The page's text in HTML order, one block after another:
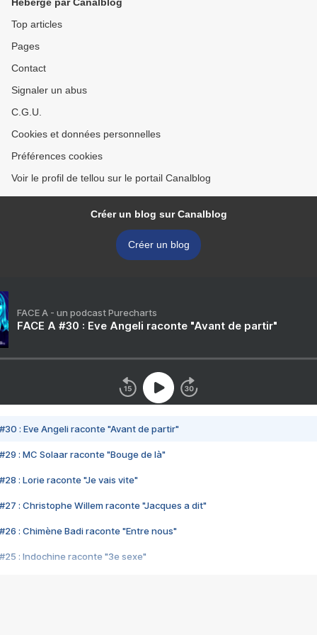
Top articles
Pages
Contact
Signaler un abus
C.G.U.
Cookies et données personnelles
Préférences cookies
Voir le profil de tellou sur le portail Canalblog
Créer un blog sur Canalblog
Créer un blog
FACE A - un podcast Purecharts
FACE A #30 : Eve Angeli raconte "Avant de partir"
#30 : Eve Angeli raconte "Avant de partir"
#29 : MC Solaar raconte "Bouge de là"
#28 : Lorie raconte "Je vais vite"
#27 : Christophe Willem raconte "Jacques a dit"
#26 : Chimène Badi raconte "Entre nous"
#25 : Indochine raconte "3e sexe"